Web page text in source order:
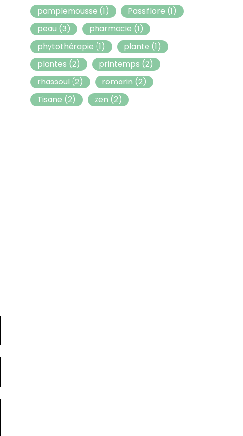
pamplemousse (1) Passiflore (1)
peau (3) pharmacie (1)
phytothérapie (1) plante (1)
plantes (2) printemps (2)
rhassoul (2) romarin (2)
Tisane (2) zen (2)